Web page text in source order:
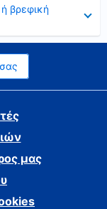
βρεφική
μας